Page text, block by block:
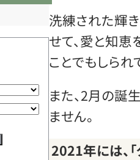
洗練された輝
せて、愛と知
ことでもしられ
また、2月の誕
ません。
2021年には、